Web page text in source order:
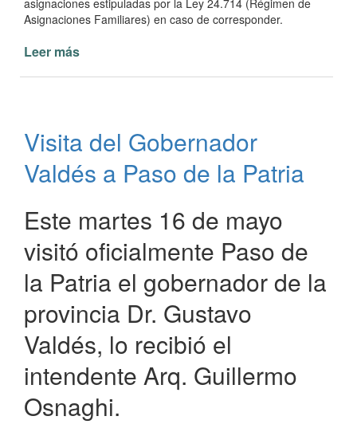
asignaciones estipuladas por la Ley 24.714 (Régimen de
Asignaciones Familiares) en caso de corresponder.
Leer más
Municipalidad
de
Paso
Patria
informa
sobre
Adenda
63
Visita del Gobernador
Valdés a Paso de la Patria
Este martes 16 de mayo
visitó oficialmente Paso de
la Patria el gobernador de la
provincia Dr. Gustavo
Valdés, lo recibió el
intendente Arq. Guillermo
Osnaghi.